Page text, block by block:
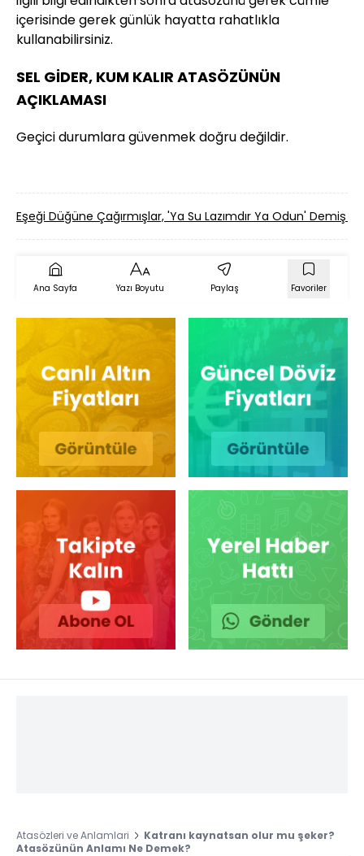
içerisinde gerek günlük hayatta rahatlıkla
kullanabilirsiniz.
SEL GİDER, KUM KALIR ATASÖZÜNÜN
AÇIKLAMASI
Geçici durumlara güvenmek doğru değildir.
Eşeği Düğüne Çağırmışlar, 'Ya Su Lazımdır Ya Odun' Demiş
Ana Sayfa Yazı Boyutu Paylaş Favoriler
Atasözleri ve Anlamlari
Katranı kaynatsan olur mu şeker?
Atasözünün Anlamı Ne Demek?